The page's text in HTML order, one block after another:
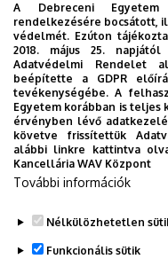
Kar, Biokémiai és
Központi telefonszám,
+36 52 411 717 /
Email
Cím
4032 Debrecen,
Épület, emelet, ajtó
Elméleti Tömb
A Debreceni
rendelkezésére bocsátott,
védelmét. Ezúton
2018. május 25.
Adatvédelmi Rendelet
beépítette a GDPR
tevékenységébe. A
Egyetem korábban is
érvényben lévő
követve frissítettük
alábbi linkre kattintva
Kancellária WAV Központ
További információk
Nélkülözhetetlen
Funkcionális sütik